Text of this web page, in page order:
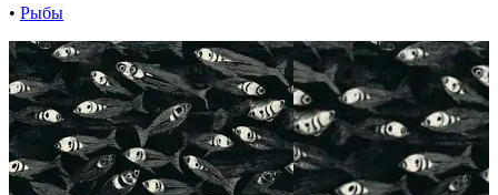
• Рыбы